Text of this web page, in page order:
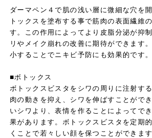
ダーマペン４で肌の浅い層に微細な穴を
トックスを塗布する事で筋肉の表面繊維
す。この作用によってより皮脂分泌が抑
リやメイク崩れの改善に期待ができます
小することでニキビ予防にも効果的です。
■ボトックス
ボトックスビスタをシワの周りに注射す
肉の動きを抑え、シワを伸ばすことがで
いシワより、表情を作ることによってで
果があります。ボトックスビスタを定期
くことで若々しい顔を保つことができま